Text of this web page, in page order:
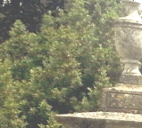
navigation